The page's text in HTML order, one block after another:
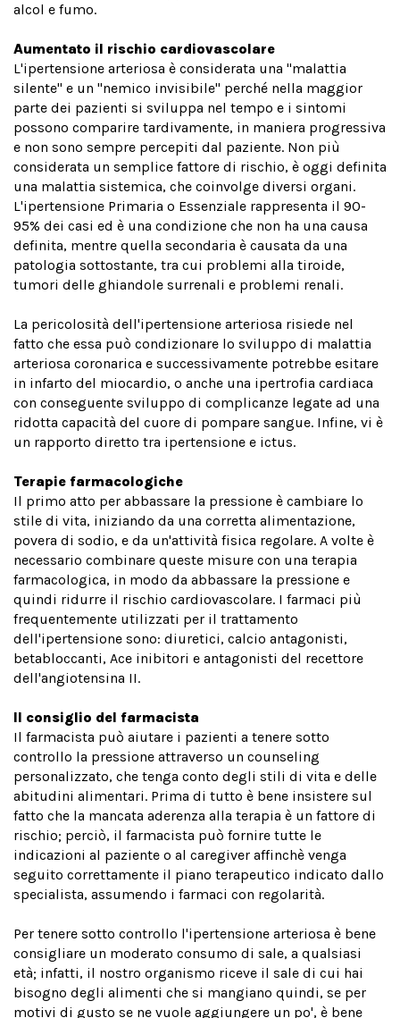
alcol e fumo.
Aumentato il rischio cardiovascolare
L'ipertensione arteriosa è considerata una "malattia
silente" e un "nemico invisibile" perché nella maggior
parte dei pazienti si sviluppa nel tempo e i sintomi
possono comparire tardivamente, in maniera progressiva
e non sono sempre percepiti dal paziente. Non più
considerata un semplice fattore di rischio, è oggi definita
una malattia sistemica, che coinvolge diversi organi.
L'ipertensione Primaria o Essenziale rappresenta il 90-
95% dei casi ed è una condizione che non ha una causa
definita, mentre quella secondaria è causata da una
patologia sottostante, tra cui problemi alla tiroide,
tumori delle ghiandole surrenali e problemi renali.
La pericolosità dell'ipertensione arteriosa risiede nel
fatto che essa può condizionare lo sviluppo di malattia
arteriosa coronarica e successivamente potrebbe esitare
in infarto del miocardio, o anche una ipertrofia cardiaca
con conseguente sviluppo di complicanze legate ad una
ridotta capacità del cuore di pompare sangue. Infine, vi è
un rapporto diretto tra ipertensione e ictus.
Terapie farmacologiche
Il primo atto per abbassare la pressione è cambiare lo
stile di vita, iniziando da una corretta alimentazione,
povera di sodio, e da un'attività fisica regolare. A volte è
necessario combinare queste misure con una terapia
farmacologica, in modo da abbassare la pressione e
quindi ridurre il rischio cardiovascolare. I farmaci più
frequentemente utilizzati per il trattamento
dell'ipertensione sono: diuretici, calcio antagonisti,
betabloccanti, Ace inibitori e antagonisti del recettore
dell'angiotensina II.
Il consiglio del farmacista
Il farmacista può aiutare i pazienti a tenere sotto
controllo la pressione attraverso un counseling
personalizzato, che tenga conto degli stili di vita e delle
abitudini alimentari. Prima di tutto è bene insistere sul
fatto che la mancata aderenza alla terapia è un fattore di
rischio; perciò, il farmacista può fornire tutte le
indicazioni al paziente o al caregiver affinchè venga
seguito correttamente il piano terapeutico indicato dallo
specialista, assumendo i farmaci con regolarità.
Per tenere sotto controllo l'ipertensione arteriosa è bene
consigliare un moderato consumo di sale, a qualsiasi
età; infatti, il nostro organismo riceve il sale di cui hai
bisogno degli alimenti che si mangiano quindi, se per
motivi di gusto se ne vuole aggiungere un po', è bene